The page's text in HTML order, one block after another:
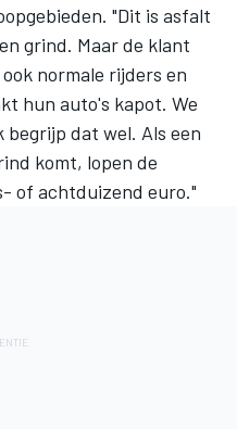
"Dit is asfalt
grind. Maar de klant
normale rijders en
hun auto's kapot. We
begrijp dat wel. Als een
komt, lopen de
of achtduizend euro."